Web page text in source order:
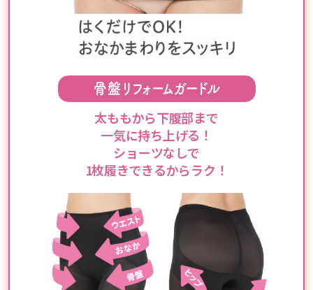
太ももから下腹部まで
一気に持ち上げる！
ショーツなしで
1枚履きできるからラク！